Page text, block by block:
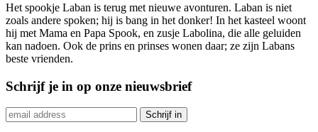
Het spookje Laban is terug met nieuwe avonturen. Laban is niet
zoals andere spoken; hij is bang in het donker! In het kasteel woont
hij met Mama en Papa Spook, en zusje Labolina, die alle geluiden
kan nadoen. Ook de prins en prinses wonen daar; ze zijn Labans
beste vrienden.
Schrijf je in op onze nieuwsbrief